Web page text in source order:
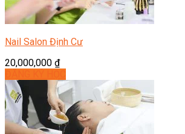
Nail Salon Định Cư
20,000,000 ₫